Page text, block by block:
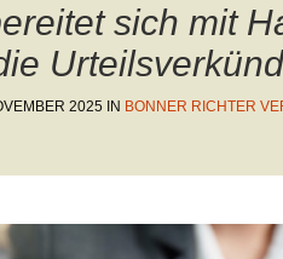
sich mit
2025 IN BONNER RICHTER